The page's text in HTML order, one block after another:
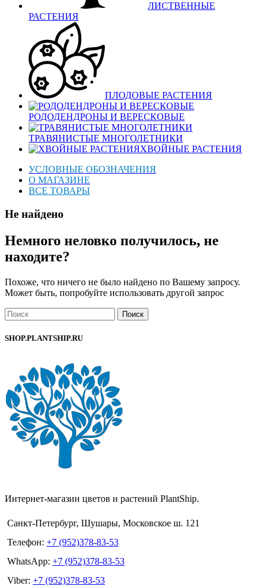
ЛИСТВЕННЫЕ
РАСТЕНИЯ
ПЛОДОВЫЕ РАСТЕНИЯ
РОДОДЕНДРОНЫ И ВЕРЕСКОВЫЕ
ТРАВЯНИСТЫЕ МНОГОЛЕТНИКИ
ХВОЙНЫЕ РАСТЕНИЯ
УСЛОВНЫЕ ОБОЗНАЧЕНИЯ
О МАГАЗИНЕ
ВСЕ ТОВАРЫ
Не найдено
Немного неловко получилось, не
находите?
Похоже, что ничего не было найдено по Вашему запросу.
Может быть, попробуйте использовать другой запрос
Поиск
SHOP.PLANTSHIP.RU
Интернет-магазин цветов и растений PlantShip.
Санкт-Петербург, Шушары, Московское ш. 121
Телефон: +7 (952)378-83-53
WhatsApp: +7 (952)378-83-53
Viber: +7 (952)378-83-53